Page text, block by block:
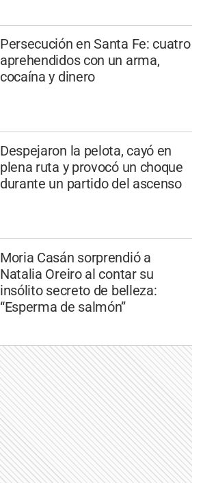
Persecución en Santa Fe: cuatro
aprehendidos con un arma,
cocaína y dinero
Despejaron la pelota, cayó en
plena ruta y provocó un choque
durante un partido del ascenso
Moria Casán sorprendió a
Natalia Oreiro al contar su
insólito secreto de belleza:
“Esperma de salmón”